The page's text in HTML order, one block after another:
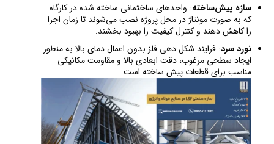
سازه پیش‌ساخته: واحدهای ساختمانی ساخته‌ شده در کارگاه
که به صورت مونتاژ در محل پروژه نصب می‌شوند تا زمان اجرا
را کاهش دهند و کنترل کیفیت را بهبود بخشند.
نورد سرد: فرایند شکل‌ دهی فلز بدون اعمال دمای بالا به منظور
ایجاد سطحی مرغوب، دقت ابعادی بالا و مقاومت مکانیکی
مناسب برای قطعات پیش ساخته است.